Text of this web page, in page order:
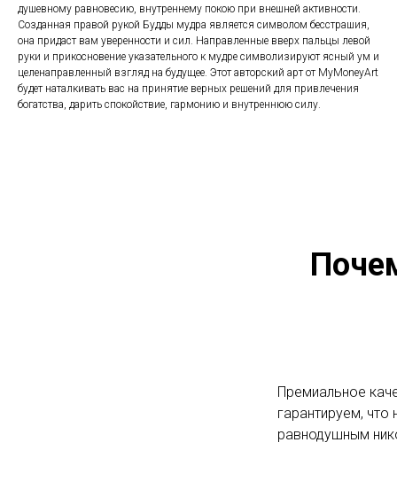
душевному равновесию, внутреннему покою при внешней активности.
Созданная правой рукой Будды мудра является символом бесстрашия,
она придаст вам уверенности и сил. Направленные вверх пальцы левой
руки и прикосновение указательного к мудре символизируют ясный ум и
целенаправленный взгляд на будущее. Этот авторский арт от MyMoneyArt
будет наталкивать вас на принятие верных решений для привлечения
богатства, дарить спокойствие, гармонию и внутреннюю силу.
Премиальное
гарантируем,
равнодушным